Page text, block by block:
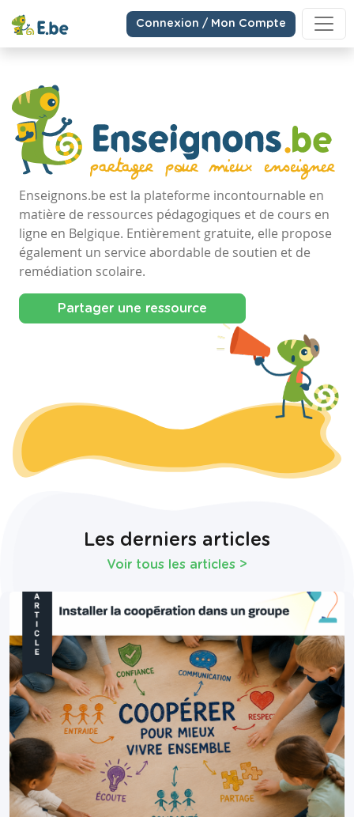
Connexion / Mon Compte
Enseignons.be est la plateforme incontournable en
matière de ressources pédagogiques et de cours en
ligne en Belgique. Entièrement gratuite, elle propose
également un service abordable de soutien et de
remédiation scolaire.
Partager une ressource
Les derniers articles
Voir tous les articles >